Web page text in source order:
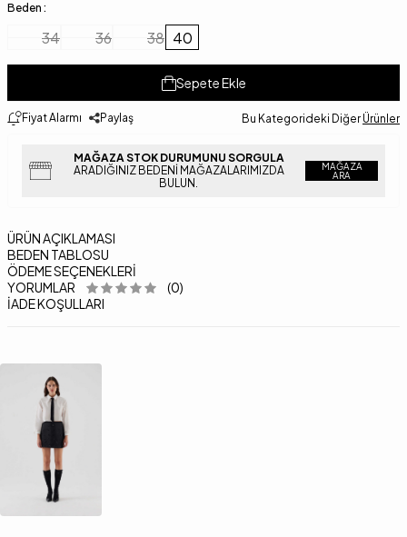
Beden :
34 36 38 40
Sepete Ekle
Fiyat Alarmı Paylaş Bu Kategorideki Diğer Ürünler
MAĞAZA STOK DURUMUNU SORGULA
ARADIĞINIZ BEDENI MAĞAZALARIMIZDA
BULUN.
MAĞAZA
ARA
ÜRÜN AÇIKLAMASI
BEDEN TABLOSU
ÖDEME SEÇENEKLERI
YORUMLAR
(0)
İADE KOŞULLARI